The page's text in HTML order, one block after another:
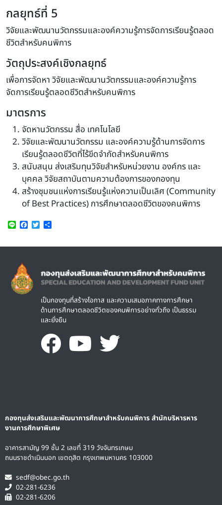
กลยุทธ์ที่ 5
วิจัยและพัฒนานวัตกรรมและองค์ความรู้การจัดการเรียนรู้ตลอด
ชีวิตสำหรับคนพิการ
วัตถุประสงค์เชิงกลยุทธ์
เพื่อการจัดหา วิจัยและพัฒนานวัตกรรมและองค์ความรู้การ
จัดการเรียนรู้ตลอดชีวิตสำหรับคนพิการ
มาตรการ
จัดหานวัตกรรม สื่อ เทคโนโลยี
วิจัยและพัฒนานวัตกรรม และองค์ความรู้ด้านการจัดการ
เรียนรู้ตลอดชีวิตที่ไร้ขีดจำกัดสำหรับคนพิการ
สนับสนุน ส่งเสริมทุนวิจัยสำหรับหน่วยงาน องค์กร และ
บุคคล วิจัยสถาบันตามความต้องการของกองทุน
สร้างชุมชนแห่งการเรียนรู้แห่งความเป็นเลิศ (Community
of Best Practices) การศึกษาตลอดชีวิตของคนพิการ
Line Facebook
Twitter
Image
เป็นกองทุนที่สร้างโอกาส และความเสมอภาคทางการศึกษา
ด้านการศึกษาตลอดชีวิตของคนพิการอย่างทั่วถึง เป็นธรรม
และยั่งยืน
กองทุนส่งเสริมและพัฒนาการศึกษาสำหรับคนพิการ สำนักบริหารหาร
งานการศึกษาพิเศษ
อาคารสามัญ 99 ชั้น 2 เลขที่ 319 วังจันทรเกษม
ถนนราชดำเนินนอก เขตดุสิต กรุงเทพมหานคร 103000
sedf@obec.go.th
02-281-6236
02-281-6206